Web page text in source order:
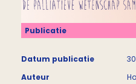
Publicatie
Datum publicatie
Auteur